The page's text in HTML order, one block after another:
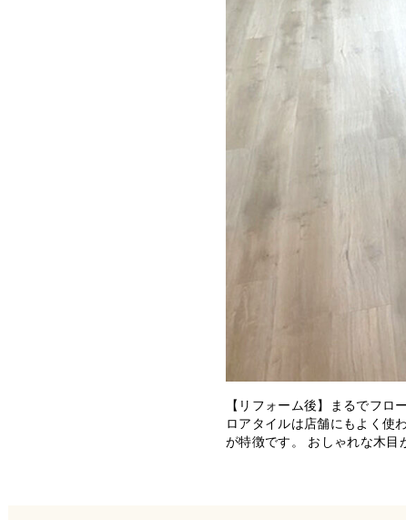
【リフォーム後】まるでフロ
ロアタイルは店舗にもよく使
が特徴です。 おしゃれな木目